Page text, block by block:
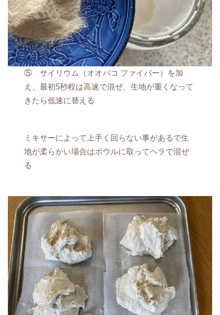
⑤ サイリウム（オオバコ ファイバー）を加
え、最初5秒程は高速で混ぜ、生地が重くなって
きたら低速に替える
ミキサーによって上手く回らない事があるで生
地が柔らかい場合はボウルに取ってヘラで混ぜ
る